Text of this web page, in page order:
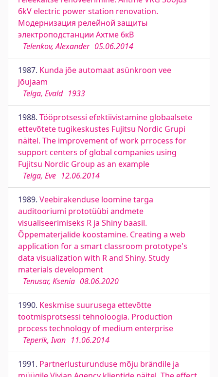
6kV electric power station renovation.
Модернизация релейной защиты
электроподстанции Ахтме 6кВ
Telenkov, Alexander 05.06.2014
1987. Kunda jõe automaat asünkroon vee
jõujaam
Telga, Evald 1933
1988. Tööprotsessi efektiivistamine globaalsete
ettevõtete tugikeskustes Fujitsu Nordic Grupi
näitel. The improvement of work prrocess for
support centers of global companies using
Fujitsu Nordic Group as an example
Telga, Eve 12.06.2014
1989. Veebirakenduse loomine targa
auditooriumi prototüübi andmete
visualiseerimiseks R ja Shiny baasil.
Õppematerjalide koostamine. Creating a web
application for a smart classroom prototype's
data visualization with R and Shiny. Study
materials development
Tenusar, Ksenia 08.06.2020
1990. Keskmise suurusega ettevõtte
tootmisprotsessi tehnoloogia. Production
process technology of medium enterprise
Teperik, Ivan 11.06.2014
1991. Partnerlusturunduse mõju brändile ja